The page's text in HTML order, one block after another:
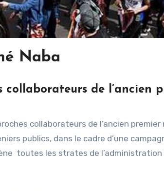
Naba
de l’ancien
collaborateurs de l’ancien premier
publics, dans le cadre d’une
toutes les strates de l’administration